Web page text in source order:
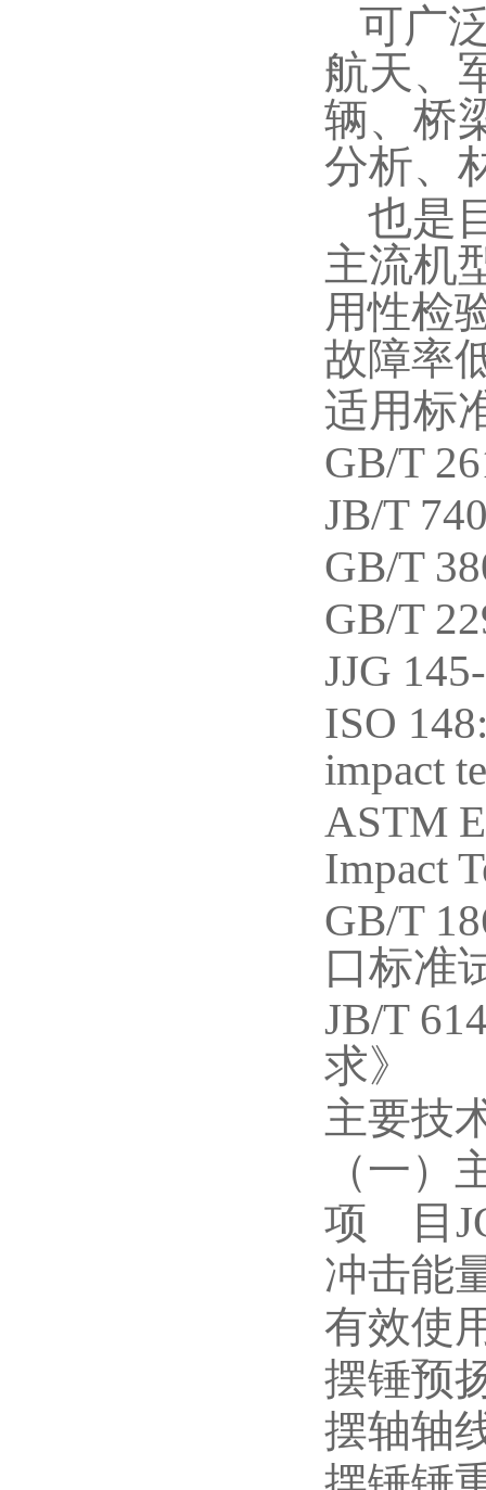
可广
航天、
辆、桥
分析、
也是
主流机
用性检
故障率
适用标
GB/T
JB/T
GB/T
GB/T
JJG
ISO
impact
ASTM
Impact
GB/T
口标准
JB/T
求》
主要技
（一）
项 目
冲击能
有效使
摆锤预
摆轴轴